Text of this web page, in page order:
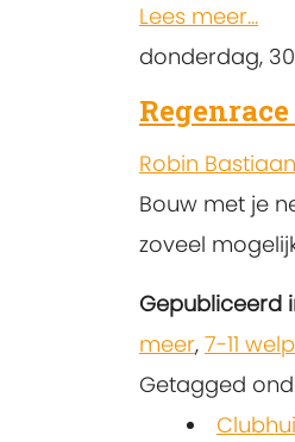
Lees meer...
donderdag, 30
Robin Bastiaan
Bouw met je
zoveel
Gepubliceerd
meer, 7-11
Getagged